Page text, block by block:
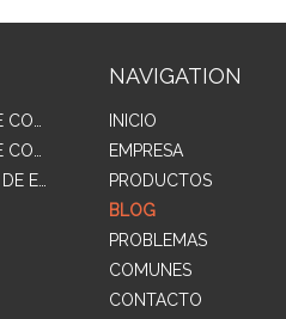
NAVIGATION
INICIO
EMPRESA
PRODUCTOS
BLOG
PROBLEMAS
COMUNES
CONTACTO